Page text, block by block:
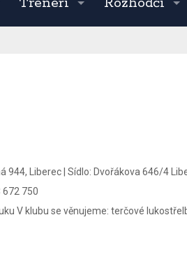
944, Liberec Sídlo: Dvořákova 646/4
672 750
V klubu se věnujeme: terčové